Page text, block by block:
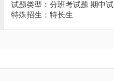
试题类型：分班考试题 期中
特殊招生：特长生